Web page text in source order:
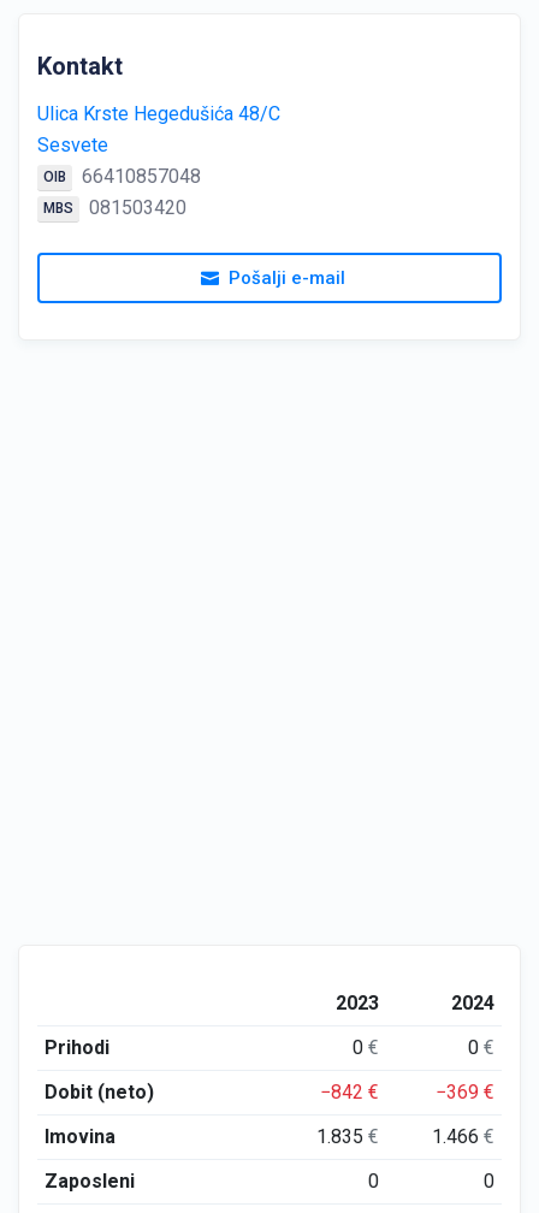
Kontakt
Ulica Krste Hegedušića 48/C
Sesvete
OIB 66410857048
MBS 081503420
Pošalji e-mail
2023
2024
Prihodi
0€ 0€
Dobit (neto)
−842€ −369€
Imovina
1.835€ 1.466€
Zaposleni
0
0